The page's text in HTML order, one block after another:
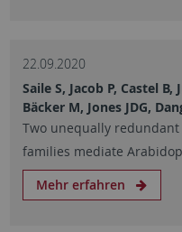
22.09.2020
Saile S, Jacob P, Castel
Bäcker M, Jones JDG,
Two unequally redundant
families mediate
Mehr erfahren